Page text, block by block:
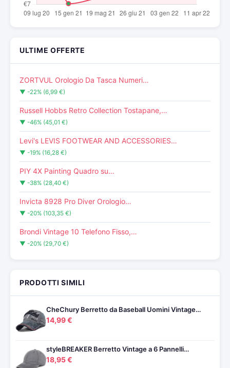
ULTIME OFFERTE
ZORTVUL Orologio Da Tasca Numeri…
▼ -22% (6,99 €)
Russell Hobbs Retro Collection Tostapane,…
▼ -46% (45,01 €)
Levi's LEVIS FOOTWEAR AND ACCESSORIES…
▼ -19% (16,28 €)
PIY 4X Painting Quadro su…
▼ -38% (28,40 €)
Invicta 8928 Pro Diver Orologio…
▼ -20% (103,35 €)
Brondi Vintage 10 Telefono Fisso,…
▼ -20% (29,70 €)
PRODOTTI SIMILI
CheChury Berretto da Baseball Uomini Vintage…
14,99 €
styleBREAKER Berretto Vintage a 6 Pannelli…
18,95 €